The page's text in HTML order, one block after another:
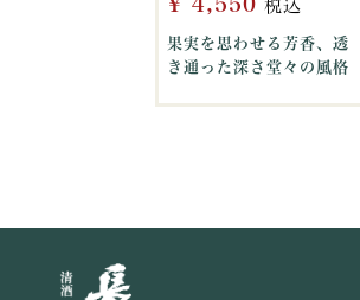
税込
果実を思わせる芳香、透
き通った深さ堂々の風格